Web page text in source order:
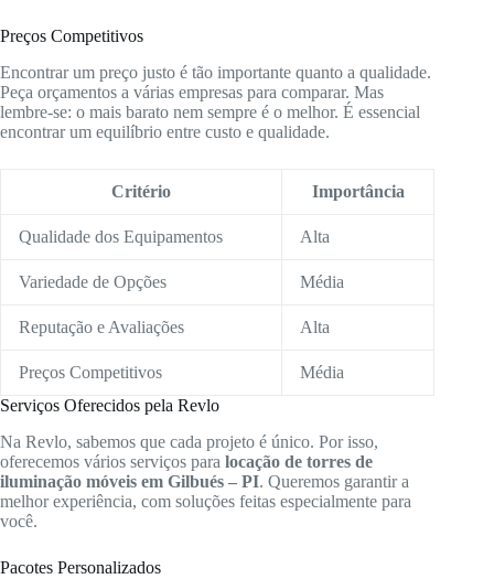
Preços Competitivos
Encontrar um preço justo é tão importante quanto a qualidade.
Peça orçamentos a várias empresas para comparar. Mas
lembre-se: o mais barato nem sempre é o melhor. É essencial
encontrar um equilíbrio entre custo e qualidade.
Critério Importância
Qualidade dos Equipamentos Alta
Variedade de Opções Média
Reputação e Avaliações Alta
Preços Competitivos
Média
Serviços Oferecidos pela Revlo
Na Revlo, sabemos que cada projeto é único. Por isso,
oferecemos vários serviços para locação de torres de
iluminação móveis em Gilbués – PI. Queremos garantir a
melhor experiência, com soluções feitas especialmente para
você.
Pacotes Personalizados